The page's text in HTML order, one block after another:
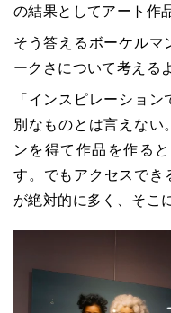
の結果としてアート作
そう答えるボーケルマ
ークさについて考える
「インスピレーショ
別なものとは言えない
ンを得て作品を作る
す。でもアクセスでき
が絶対的に多く、そこ